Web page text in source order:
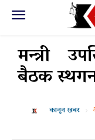
मन्त्री
बैठक
कानून खबर